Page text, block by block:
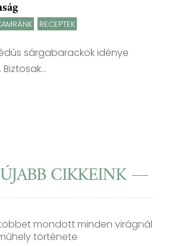
RECEPTEK
sárgabarackok idénye
CIKKEINK
mondott minden virágnál
története